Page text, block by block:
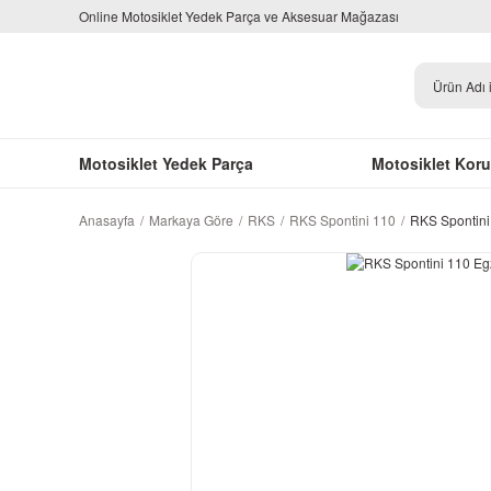
Online Motosiklet Yedek Parça ve Aksesuar Mağazası
Motosiklet Yedek Parça Motosiklet
Anasayfa Markaya Göre RKS RKS Spontini 110 RKS